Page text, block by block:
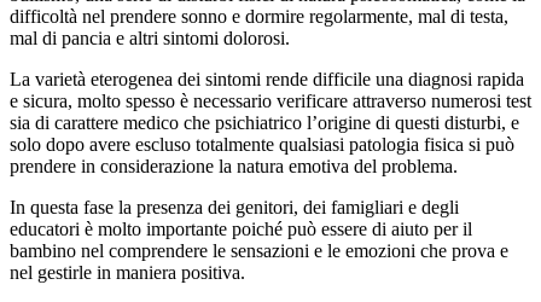
difficoltà nel prendere sonno e dormire regolarmente, mal di testa,
mal di pancia e altri sintomi dolorosi.
La varietà eterogenea dei sintomi rende difficile una diagnosi rapida
e sicura, molto spesso è necessario verificare attraverso numerosi test
sia di carattere medico che psichiatrico l’origine di questi disturbi, e
solo dopo avere escluso totalmente qualsiasi patologia fisica si può
prendere in considerazione la natura emotiva del problema.
In questa fase la presenza dei genitori, dei famigliari e degli
educatori è molto importante poiché può essere di aiuto per il
bambino nel comprendere le sensazioni e le emozioni che prova e
nel gestirle in maniera positiva.